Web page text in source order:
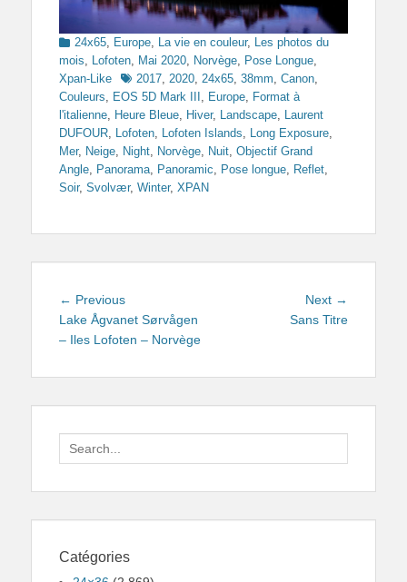
Categories
24x65 Europe La vie en couleur, Les photos du
mois
Lofoten Mai 2020 Norvège Pose Longue
Xpan-Like
Tags2017 2020 24x65 38mm Canon
Couleurs
EOS 5D Mark III Europe Format à
l'italienne Heure Bleue Hiver, Landscape Laurent
DUFOUR Lofoten Lofoten Islands Long Exposure
Mer, Neige Night Norvège Nuit Objectif Grand
Angle Panorama Panoramic Pose longue Reflet
Soir, Svolvær, Winter, XPAN
Navigation
de
l’article
← PreviousPrevious
post:
Lake Ågvanet Sørvågen
– Iles Lofoten – Norvège
Next →
post:
Sans Titre
Search
for:
Catégories